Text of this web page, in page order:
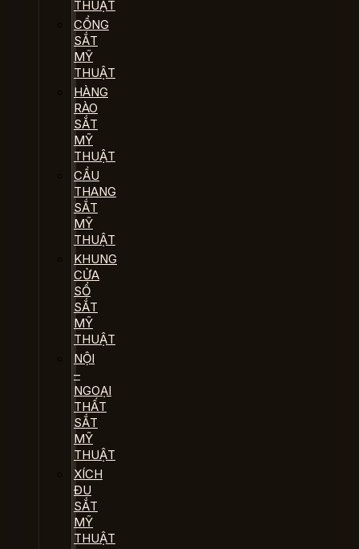
THUẬT
CỔNG
SẮT
MỸ
THUẬT
HÀNG
RÀO
SẮT
MỸ
THUẬT
CẦU
THANG
SẮT
MỸ
THUẬT
KHUNG
CỬA
SỔ
SẮT
MỸ
THUẬT
NỘI
–
NGOẠI
THẤT
SẮT
MỸ
THUẬT
XÍCH
ĐU
SẮT
MỸ
THUẬT